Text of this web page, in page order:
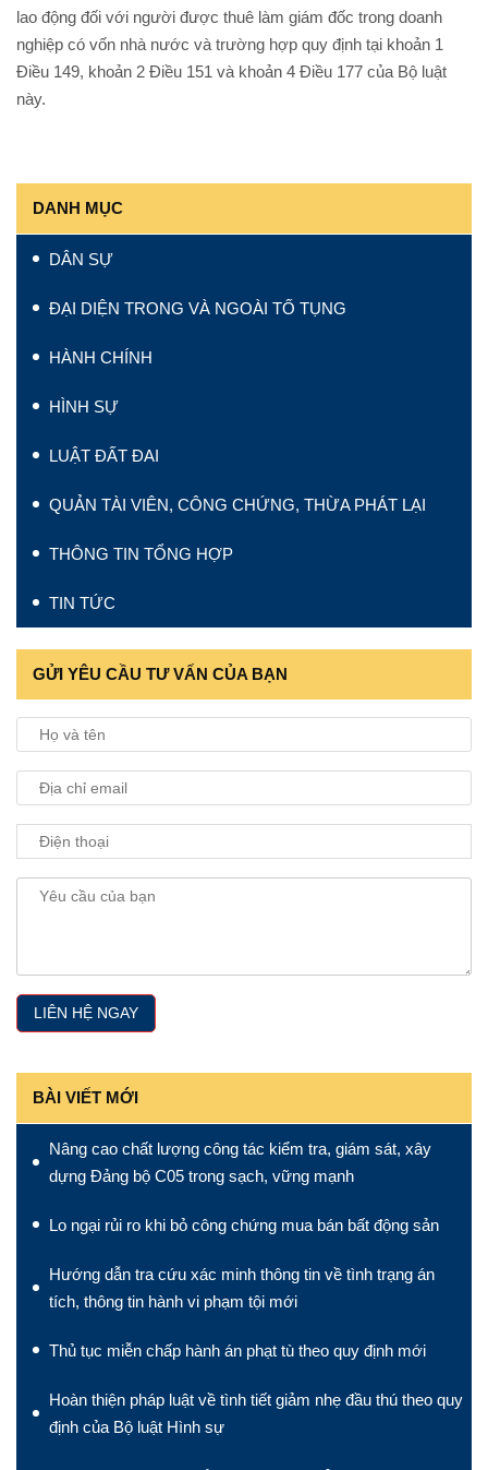
lao động đối với người được thuê làm giám đốc trong doanh
nghiệp có vốn nhà nước và trường hợp quy định tại khoản 1
Điều 149, khoản 2 Điều 151 và khoản 4 Điều 177 của Bộ luật
này.
DANH MỤC
DÂN SỰ
ĐẠI DIỆN TRONG VÀ NGOÀI TỐ TỤNG
HÀNH CHÍNH
HÌNH SỰ
LUẬT ĐẤT ĐAI
QUẢN TÀI VIÊN, CÔNG CHỨNG, THỪA PHÁT LẠI
THÔNG TIN TỔNG HỢP
TIN TỨC
GỬI YÊU CẦU TƯ VẤN CỦA BẠN
BÀI VIẾT MỚI
Nâng cao chất lượng công tác kiểm tra, giám sát, xây
dựng Đảng bộ C05 trong sạch, vững mạnh
Lo ngại rủi ro khi bỏ công chứng mua bán bất động sản
Hướng dẫn tra cứu xác minh thông tin về tình trạng án
tích, thông tin hành vi phạm tội mới
Thủ tục miễn chấp hành án phạt tù theo quy định mới
Hoàn thiện pháp luật về tình tiết giảm nhẹ đầu thú theo quy
định của Bộ luật Hình sự